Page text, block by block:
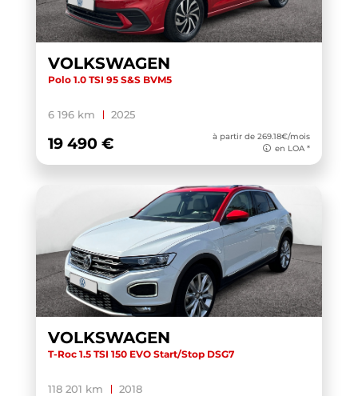
VOLKSWAGEN
Polo 1.0 TSI 95 S&S BVM5
6 196 km 2025
19 490 €
à partir de 269.18€/mois
en LOA *
VOLKSWAGEN
T-Roc 1.5 TSI 150 EVO Start/Stop DSG7
118 201 km 2018